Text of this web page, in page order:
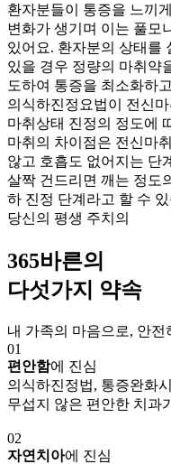
환자분들이 통증을 느끼
변화가 생기며 이는 풀모
있어요. 환자분의 상태를
있을 경우 정량의 마취약
도하여 통증을 최소화하
의식하진정요법이 전신
마취상태 진정의 정도에
마취의 차이점은 전신마
않고 호흡도 없어지는 단
살짝 건드리면 깨는 정도
하 진정 단계라고 할 수
당신의 평생 주치의
365바른의
다섯가지 약속
내 가족의 마음으로, 안
01
편안함에 진심
의식하진정법, 통증완화
무섭지 않은 편안한 치과
02
자연치아에 진심